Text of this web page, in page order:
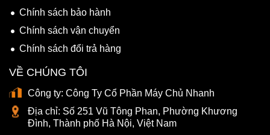
Chính sách bảo hành
Chính sách vận chuyển
Chính sách đổi trả hàng
VỀ CHÚNG TÔI
Công ty: Công Ty Cổ Phần Máy Chủ Nhanh
Địa chỉ: Số 251 Vũ Tông Phan, Phường Khương
Đình, Thành phố Hà Nội, Việt Nam